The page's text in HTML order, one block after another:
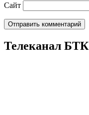
Сайт
Телеканал БТК